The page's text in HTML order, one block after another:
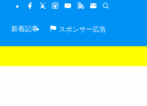
新着記事 スポンサー広告